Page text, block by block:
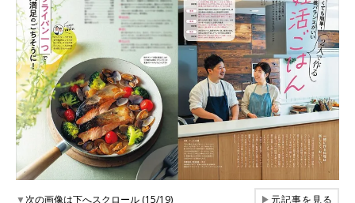
▼次の画像は下へスクロール (15/19) ▶元記事を見る